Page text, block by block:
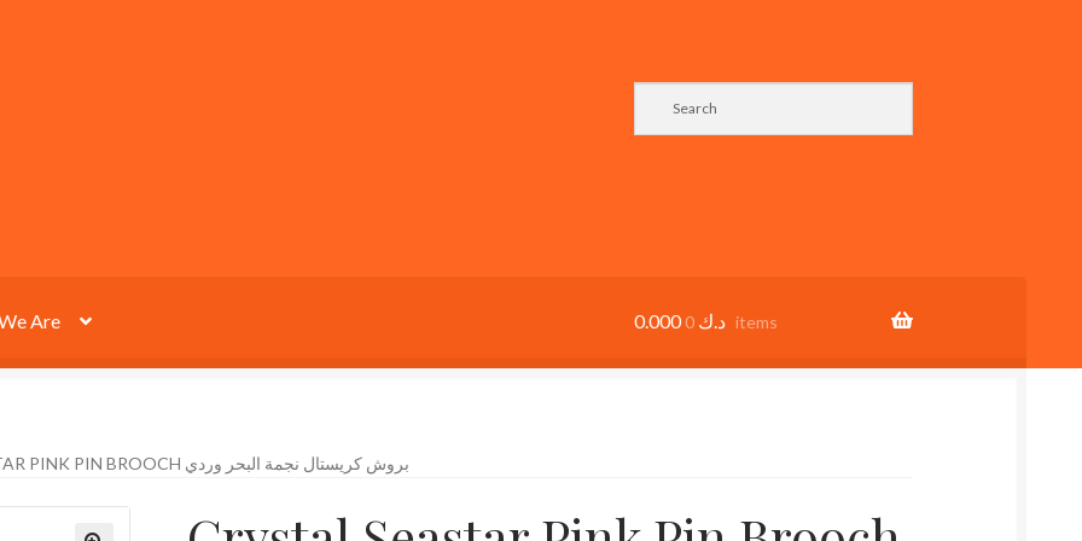
Are 0.000 د.ك 0 items
CRYSTAL SEASTAR PINK PIN BROOCH بروش كريستال نجمة البحر وردي